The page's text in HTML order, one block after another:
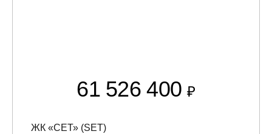
61 526 400₽
ЖК «СЕТ» (SET)